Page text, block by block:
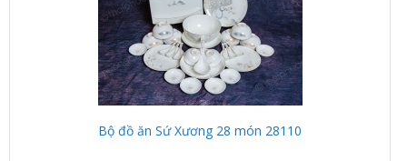
Bộ đồ ăn Sứ Xương 28 món 28110